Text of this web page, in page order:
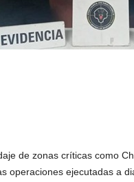
de zonas críticas como
operaciones ejecutadas a